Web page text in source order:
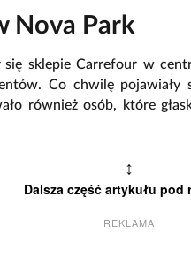
Nova Park
sklepie Carrefour w
Co chwilę
również osób, które
↕
Dalsza część artykułu pod
REKLAMA